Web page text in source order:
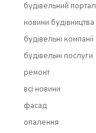
будівельний портал
новини будівництва
будівельні компанії
будівельні послуги
ремонт
всi новини
фасад
опалення